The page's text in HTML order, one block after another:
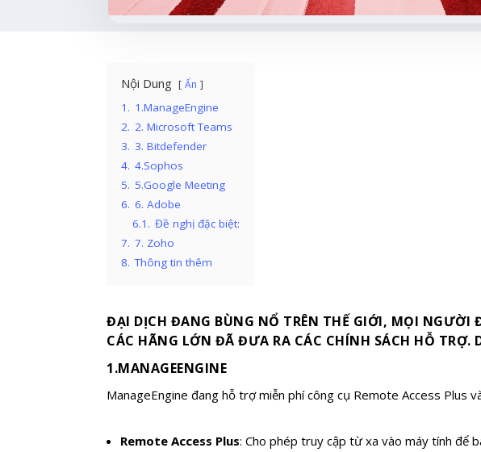
Nội Dung Ẩn
1. 1.ManageEngine
2. 2. Microsoft Teams
3. 3. Bitdefender
4. 4.Sophos
5. 5.Google Meeting
6. 6. Adobe
6.1. Đề nghị đặc biệt:
7. 7. Zoho
8. Thông tin thêm
ĐẠI DỊCH ĐANG BÙNG NỔ TRÊN THẾ GIỚI, MỌI NGƯỜI
CÁC HÃNG LỚN ĐÃ ĐƯA RA CÁC CHÍNH SÁCH HỖ TRỢ.
1.MANAGEENGINE
ManageEngine đang hỗ trợ miễn phí công cụ Remote Access Plus
Remote Access Plus: Cho phép truy cập từ xa vào máy tính để